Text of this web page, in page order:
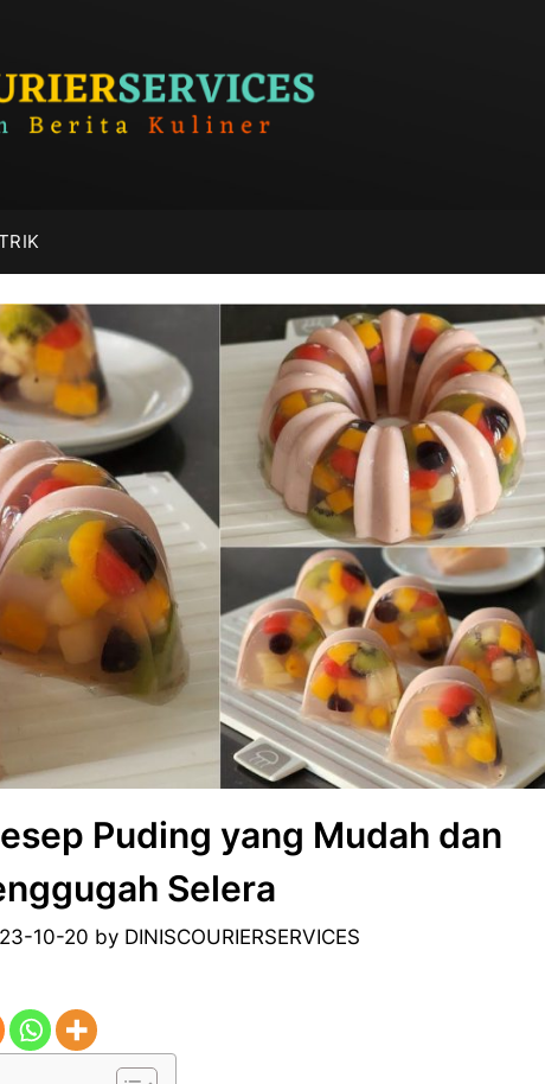
Puding yang Mudah dan
Selera
10-20 by DINISCOURIERSERVICES